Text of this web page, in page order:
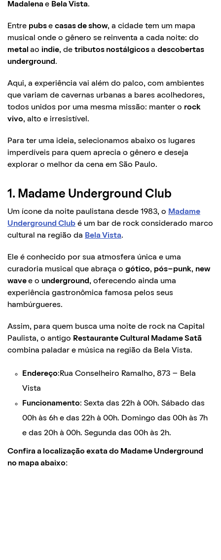
Madalena e Bela Vista.
Entre pubs e casas de show, a cidade tem um mapa
musical onde o gênero se reinventa a cada noite: do
metal ao indie, de tributos nostálgicos a descobertas
underground .
Aqui, a experiência vai além do palco, com ambientes
que variam de cavernas urbanas a bares acolhedores,
todos unidos por uma mesma missão: manter o rock
vivo, alto e irresistível.
Para ter uma ideia, selecionamos abaixo os lugares
imperdíveis para quem aprecia o gênero e deseja
explorar o melhor da cena em São Paulo.
1. Madame Underground Club
Um ícone da noite paulistana desde 1983, o Madame
Underground Club é um bar de rock considerado marco
cultural na região da Bela Vista.
Ele é conhecido por sua atmosfera única e uma
curadoria musical que abraça o gótico, pós-punk, new
wave e o underground , oferecendo ainda uma
experiência gastronômica famosa pelos seus
hambúrgueres.
Assim, para quem busca uma noite de rock na Capital
Paulista, o antigo Restaurante Cultural Madame Satã
combina paladar e música na região da Bela Vista.
Endereço:Rua Conselheiro Ramalho, 873 – Bela
Vista
Funcionamento: Sexta das 22h à 00h. Sábado das
00h às 6h e das 22h à 00h. Domingo das 00h às 7h
e das 20h à 00h. Segunda das 00h às 2h.
Confira a localização exata do Madame Underground
no mapa abaixo: